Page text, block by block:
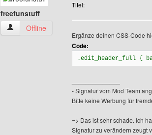
freefunstuff
freefunstuff Benutzer-Profile anzeigen
Offline
Titel:
Ergänze deinen CSS-Code
Code:
.edit_header_full {
- Signatur vom Mod Team
Bitte keine Werbung für
=> Das ist sehr schade. Ich
Signatur zu verändern zeugt